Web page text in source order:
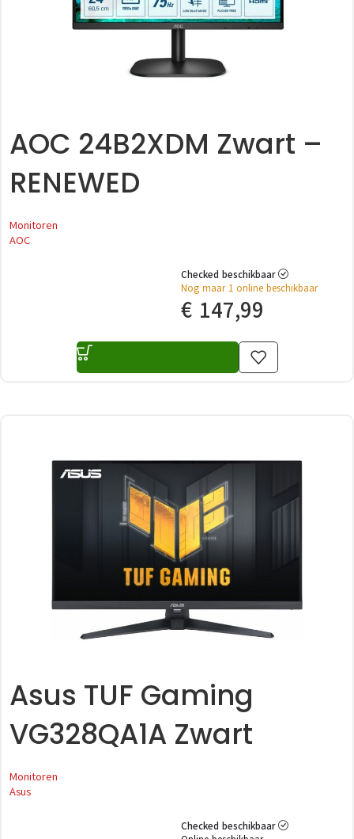
AOC 24B2XDM Zwart –
RENEWED
Monitoren
AOC
Checked beschikbaar
Nog maar 1 online beschikbaar
€ 147,99
Asus TUF Gaming
VG328QA1A Zwart
Monitoren
Asus
Checked beschikbaar